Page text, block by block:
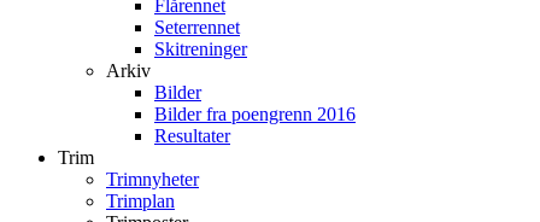
Flårennet
Seterrennet
Skitreninger
Arkiv
Bilder
Bilder fra poengrenn 2016
Resultater
Trim
Trimnyheter
Trimplan